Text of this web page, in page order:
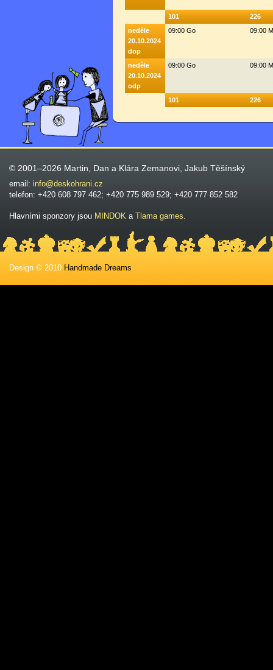
101
226
neděle
20.10.2024
dop
09:00 Go 09:00
neděle
20.10.2024
odp
09:00 Go 09:00
101 226
© 2001–2026 Martin, Dan a Klára Zemanovi, Jakub Těšínský
email: info@deskohrani.cz
telefon: +420 608 797 462; +420 775 989 529; +420 777 852 582
Hlavními sponzory jsou MINDOK a Tlama games.
Design © 2010 Handmade Dreams